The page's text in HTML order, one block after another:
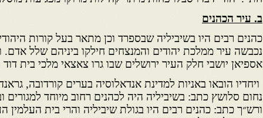
ב. עיר הכהנים
כהנים רבים היו בשיביליה שבספרד וכן מתאר בעל קורות
נכבשה עיר ממלכת יהודים והמנצחים חילקו ביניהם שלל אדם.
אספיאן יושבי חלק העיר ירושלים שבו גרו צאצאי מלכי בית
ויחדיו הובאו באניות למדינת אנדאלוסיה בערים קורדובה,
נחום סלושץ כתב: בשיביליה היה לכהנים רחוב מיוחד
ורש״ך כתב: כהנים רבים היו בגולת שיביליה והרי בית